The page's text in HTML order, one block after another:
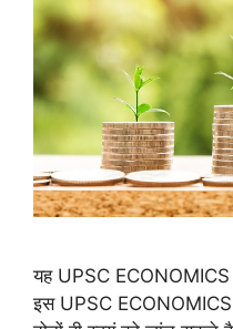
यह UPSC
इस UPSC